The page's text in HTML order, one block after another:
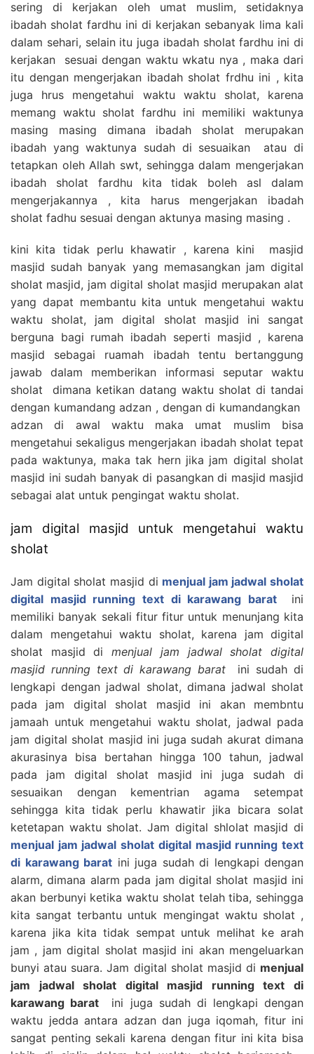
sering di kerjakan oleh umat muslim, setidaknya
ibadah sholat fardhu ini di kerjakan sebanyak lima kali
dalam sehari, selain itu juga ibadah sholat fardhu ini di
kerjakan sesuai dengan waktu wkatu nya , maka dari
itu dengan mengerjakan ibadah sholat frdhu ini , kita
juga hrus mengetahui waktu waktu sholat, karena
memang waktu sholat fardhu ini memiliki waktunya
masing masing dimana ibadah sholat merupakan
ibadah yang waktunya sudah di sesuaikan atau di
tetapkan oleh Allah swt, sehingga dalam mengerjakan
ibadah sholat fardhu kita tidak boleh asl dalam
mengerjakannya , kita harus mengerjakan ibadah
sholat fadhu sesuai dengan aktunya masing masing .
kini kita tidak perlu khawatir , karena kini masjid
masjid sudah banyak yang memasangkan jam digital
sholat masjid, jam digital sholat masjid merupakan alat
yang dapat membantu kita untuk mengetahui waktu
waktu sholat, jam digital sholat masjid ini sangat
berguna bagi rumah ibadah seperti masjid , karena
masjid sebagai ruamah ibadah tentu bertanggung
jawab dalam memberikan informasi seputar waktu
sholat dimana ketikan datang waktu sholat di tandai
dengan kumandang adzan , dengan di kumandangkan
adzan di awal waktu maka umat muslim bisa
mengetahui sekaligus mengerjakan ibadah sholat tepat
pada waktunya, maka tak hern jika jam digital sholat
masjid ini sudah banyak di pasangkan di masjid masjid
sebagai alat untuk pengingat waktu sholat.
jam digital masjid untuk mengetahui waktu
sholat
Jam digital sholat masjid di menjual jam jadwal sholat
digital masjid running text di karawang baratini
memiliki banyak sekali fitur fitur untuk menunjang kita
dalam mengetahui waktu sholat, karena jam digital
sholat masjid dimenjual jam jadwal sholat digital
masjid running text di karawang barat
ini sudah di
lengkapi dengan jadwal sholat, dimana jadwal sholat
pada jam digital sholat masjid ini akan membntu
jamaah untuk mengetahui waktu sholat, jadwal pada
jam digital sholat masjid ini juga sudah akurat dimana
akurasinya bisa bertahan hingga 100 tahun, jadwal
pada jam digital sholat masjid ini juga sudah di
sesuaikan dengan kementrian agama setempat
sehingga kita tidak perlu khawatir jika bicara solat
ketetapan waktu sholat. Jam digital shlolat masjid di
menjual jam jadwal sholat digital masjid running text
di karawang barat ini juga sudah di lengkapi dengan
alarm, dimana alarm pada jam digital sholat masjid ini
akan berbunyi ketika waktu sholat telah tiba, sehingga
kita sangat terbantu untuk mengingat waktu sholat ,
karena jika kita tidak sempat untuk melihat ke arah
jam , jam digital sholat masjid ini akan mengeluarkan
bunyi atau suara. Jam digital sholat masjid di menjual
jam jadwal sholat digital masjid running text di
karawang barat ini juga sudah di lengkapi dengan
waktu jedda antara adzan dan juga iqomah, fitur ini
sangat penting sekali karena dengan fitur ini kita bisa